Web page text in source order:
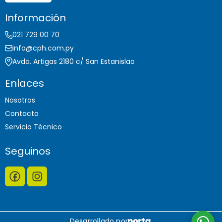
Información
021 729 00 70
info@cph.com.py
Avda. Artigas 2180 c/ San Estanislao
Enlaces
Nosotros
Contacto
Servicio Técnico
Seguinos